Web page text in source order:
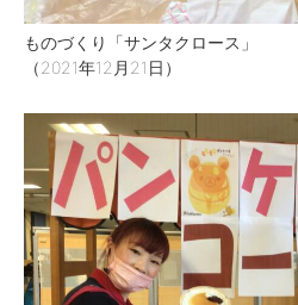
ものづくり「サンタクロース」
（2021年12月21日）